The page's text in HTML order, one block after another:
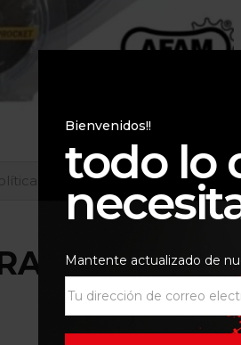
de la tienda Consultas
Bienvenidos!!
todo lo
Mantente actualizado de